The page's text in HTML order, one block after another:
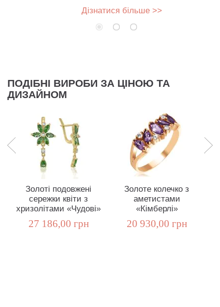
Дізнатися більше >>
ПОДІБНІ ВИРОБИ ЗА ЦІНОЮ ТА
ДИЗАЙНОМ
Золоті подовжені
сережки квіти з
хризолітами «Чудові»
27 186,00 грн
Золоте колечко з
аметистами
«Кімберлі»
20 930,00 грн